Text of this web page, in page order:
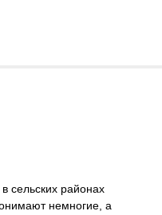
сельских районах
немногие, а